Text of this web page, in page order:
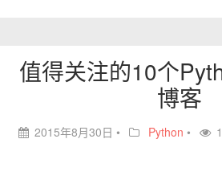
值得关注的10个
博客
2015年8月30日 • Python •